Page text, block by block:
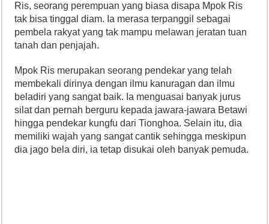
Ris, seorang perempuan yang biasa disapa Mpok Ris
tak bisa tinggal diam. Ia merasa terpanggil sebagai
pembela rakyat yang tak mampu melawan jeratan tuan
tanah dan penjajah.
Mpok Ris merupakan seorang pendekar yang telah
membekali dirinya dengan ilmu kanuragan dan ilmu
beladiri yang sangat baik. Ia menguasai banyak jurus
silat dan pernah berguru kepada jawara-jawara Betawi
hingga pendekar kungfu dari Tionghoa. Selain itu, dia
memiliki wajah yang sangat cantik sehingga meskipun
dia jago bela diri, ia tetap disukai oleh banyak pemuda.